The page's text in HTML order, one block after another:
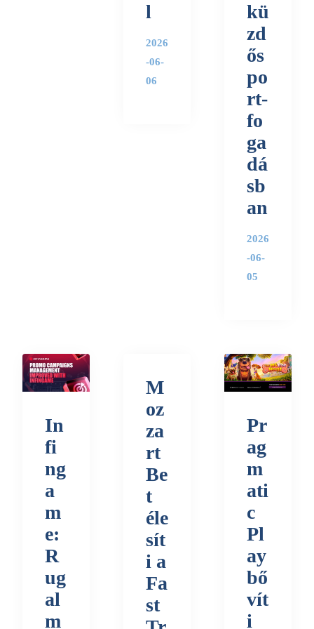
l
2026
-06-
06
kü
zd
ős
po
rt-
fo
ga
dá
sb
an
2026
-06-
05
In
fi
ng
a
m
e:
R
ug
al
m
M
oz
za
rt
Be
t
éle
sít
i a
Fa
st
Pr
ag
m
ati
c
Pl
ay
bő
vít
i